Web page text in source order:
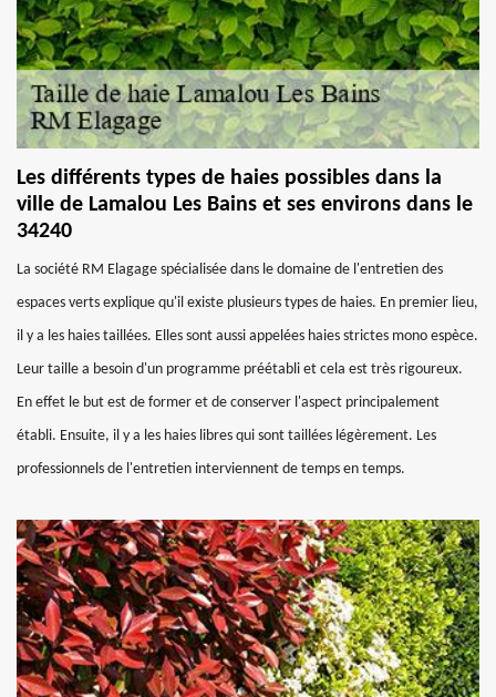
Les différents types de haies possibles dans la
ville de Lamalou Les Bains et ses environs dans le
34240
La société RM Elagage spécialisée dans le domaine de l'entretien des
espaces verts explique qu'il existe plusieurs types de haies. En premier lieu,
il y a les haies taillées. Elles sont aussi appelées haies strictes mono espèce.
Leur taille a besoin d'un programme préétabli et cela est très rigoureux.
En effet le but est de former et de conserver l'aspect principalement
établi. Ensuite, il y a les haies libres qui sont taillées légèrement. Les
professionnels de l'entretien interviennent de temps en temps.